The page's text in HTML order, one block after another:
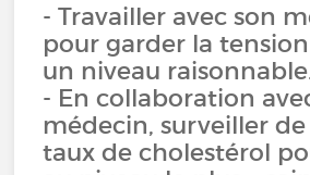
- Travailler avec son
pour garder la
un niveau
- En collaboration
médecin, surveiller
taux de cholestérol